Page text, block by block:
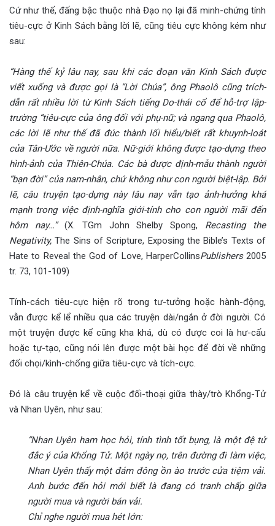
Cứ như thế, đấng bậc thuộc nhà Đạo nọ lại đã minh-chứng tính
tiêu-cực ở Kinh Sách bằng lời lẽ, cũng tiêu cực không kém như
sau:
“Hàng thế kỷ lâu nay, sau khi các đoạn văn Kinh Sách được
viết xuống và được gọi là “Lời Chúa”, ông Phaolô cũng trích-
dẫn rất nhiều lời từ Kinh Sách tiếng Do-thái cổ để hỗ-trợ lập-
trường “tiêu-cực của ông đối với phụ-nữ; và ngang qua Phaolô,
các lời lẽ như thế đã đúc thành lối hiểu/biết rất khuynh-loát
của Tân-Ước về người nữa. Nữ-giới không được tạo-dựng theo
hình-ảnh của Thiên-Chúa. Các bà được định-mẫu thành người
“bạn đời” của nam-nhân, chứ không như con người biệt-lập. Bởi
lẽ, câu truyện tạo-dựng này lâu nay vẫn tạo ảnh-hưởng khá
mạnh trong việc định-nghĩa giới-tính cho con người mãi đến
hôm nay…” (X. TGm John Shelby Spong, Recasting the
Negativity,The Sins of Scripture, Exposing the Bible’s Texts of
Hate to Reveal the God of Love, HarperCollinsPublishers 2005
tr. 73, 101-109)
Tính-cách tiêu-cực hiện rõ trong tư-tưởng hoặc hành-động,
vẫn được kể lể nhiều qua các truyện dài/ngắn ở đời người. Có
một truyện được kể cũng kha khá, dù có được coi là hư-cấu
hoặc tự-tạo, cũng nói lên được một bài học để đời về những
đối chọi/kình-chống giữa tiêu-cực và tích-cực.
Đó là câu truyện kể về cuộc đối-thoại giữa thày/trò Khổng-Tử
và Nhan Uyên, như sau:
“Nhan Uyên ham học hỏi, tính tình tốt bụng, là một đệ tử
đắc ý của Khổng Tử. Một ngày nọ, trên đường đi làm việc,
Nhan Uyên thấy một đám đông ồn ào trước cửa tiệm vải.
Anh bước đến hỏi mới biết là đang có tranh chấp giữa
người mua và người bán vải.
Chỉ nghe người mua hét lớn: